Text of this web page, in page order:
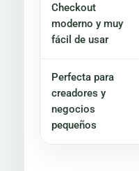
Checkout
moderno y muy
fácil de usar
Perfecta para
creadores y
negocios
pequeños